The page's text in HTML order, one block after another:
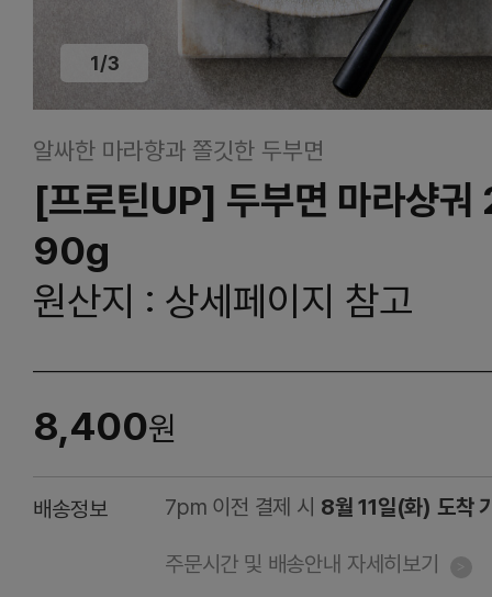
1/3
알싸한 마라향과 쫄깃한 두부면
[프로틴UP] 두부면 마라샹궈
90g
원산지 : 상세페이지 참고
8,400원
배송정보 7pm 이전 결제 시 8월 11일(화) 도착
주문시간 및 배송안내 자세히보기